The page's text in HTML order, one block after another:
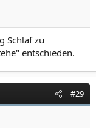
Schlaf zu
entschieden.
#29